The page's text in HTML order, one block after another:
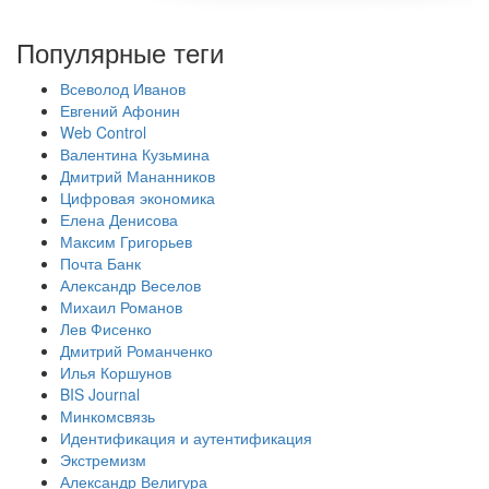
Популярные теги
Всеволод Иванов
Евгений Афонин
Web Control
Валентина Кузьмина
Дмитрий Мананников
Цифровая экономика
Елена Денисова
Максим Григорьев
Почта Банк
Александр Веселов
Михаил Романов
Лев Фисенко
Дмитрий Романченко
Илья Коршунов
BIS Journal
Минкомсвязь
Идентификация и аутентификация
Экстремизм
Александр Велигура